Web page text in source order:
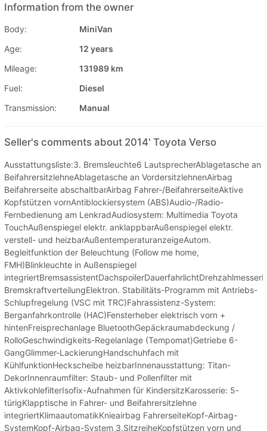
Information from the owner
Body:
MiniVan
Age:
12 years
Mileage:
131989 km
Fuel:
Diesel
Transmission:
Manual
Seller's comments about 2014' Toyota Verso
Ausstattungsliste:3. Bremsleuchte6 LautsprecherAblagetasche an
BeifahrersitzlehneAblagetasche an VordersitzlehnenAirbag
Beifahrerseite abschaltbarAirbag Fahrer-/BeifahrerseiteAktive
Kopfstützen vornAntiblockiersystem (ABS)Audio-/Radio-
Fernbedienung am LenkradAudiosystem: Multimedia Toyota
TouchAußenspiegel elektr. anklappbarAußenspiegel elektr.
verstell- und heizbarAußentemperaturanzeigeAutom.
Begleitfunktion der Beleuchtung (Follow me home,
FMH)Blinkleuchte in Außenspiegel
BremskraftverteilungElektron. Stabilitäts-Programm mit Antriebs-
Schlupfregelung (VSC mit TRC)Fahrassistenz-System:
Berganfahrkontrolle (HAC)Fensterheber elektrisch vorn +
hintenFreisprechanlage BluetoothGepäckraumabdeckung /
RolloGeschwindigkeits-Regelanlage (Tempomat)Getriebe 6-
GangGlimmer-LackierungHandschuhfach mit
KühlfunktionHeckscheibe heizbarInnenausstattung: Titan-
DekorInnenraumfilter: Staub- und Pollenfilter mit
AktivkohlefilterIsofix-Aufnahmen für KindersitzKarosserie: 5-
türigKlapptische in Fahrer- und Beifahrersitzlehne
integriertKlimaautomatikKnieairbag FahrerseiteKopf-Airbag-
SystemKopf-Airbag-System 3.SitzreiheKopfstützen vorn und